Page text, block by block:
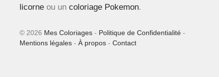
licorne ou un coloriage Pokemon.
© 2026 Mes Coloriages - Politique de Confidentialité -
Mentions légales - À propos - Contact